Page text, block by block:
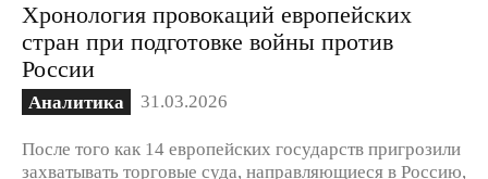
Хронология провокаций европейских
стран при подготовке войны против
России
Аналитика 31.03.2026
После того как 14 европейских государств пригрозили
захватывать торговые суда, направляющиеся в Россию,